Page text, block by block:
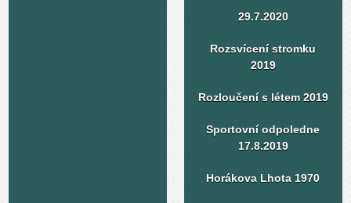
29.7.2020
Rozsvícení stromku
2019
Rozloučení s létem 2019
Sportovní odpoledne
17.8.2019
Horákova Lhota 1970